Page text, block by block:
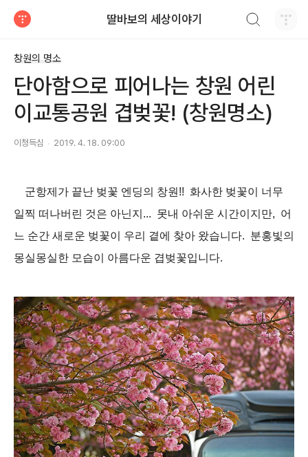
딸바보의 세상이야기
창원의 명소
단아함으로 피어나는 창원 어린
이교통공원 겹벚꽃! (창원명소)
이청득심 2019. 4. 18. 09:00
군항제가 끝난 벚꽃 엔딩의 창원!! 화사한 벚꽃이 너무
일찍 떠나버린 것은 아닌지... 못내 아쉬운 시간이지만, 어
느 순간 새로운 벚꽃이 우리 곁에 찾아 왔습니다. 분홍빛의
몽실몽실한 모습이 아름다운 겹벚꽃입니다.